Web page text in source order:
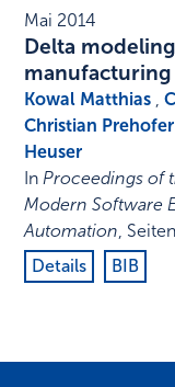
Mai 2014
Delta
manufacturing
Kowal Matthias ,
Christian Prehofer
Heuser
InProceedings of
Modern Software
Automation,
Details
BIB